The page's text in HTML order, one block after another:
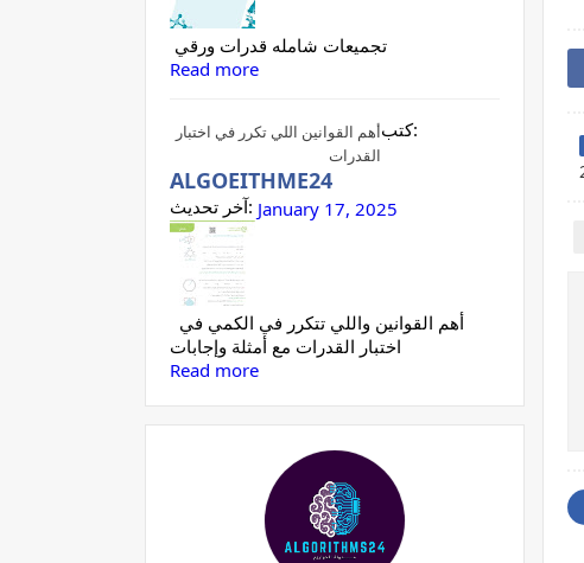
Read more
أهم القوانين اللي تكرر في اختبار
القدرات
كتب:
ALGOEITHME24
آخر تحديث: January 17, 2025
اختبار القدرات مع أمثلة وإجابات
Read more